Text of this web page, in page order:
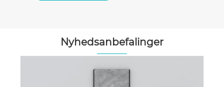
Nyhedsanbefalinger